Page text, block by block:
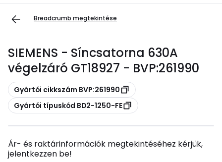
Breadcrumb megtekintése
SIEMENS - Síncsatorna 630A
végelzáró GT18927 - BVP:261990
Másolás
Gyártói cikkszám BVP:261990
Másolás
Gyártói típuskód BD2-1250-FE
Ár- és raktárinformációk megtekintéséhez kérjük,
jelentkezzen be!